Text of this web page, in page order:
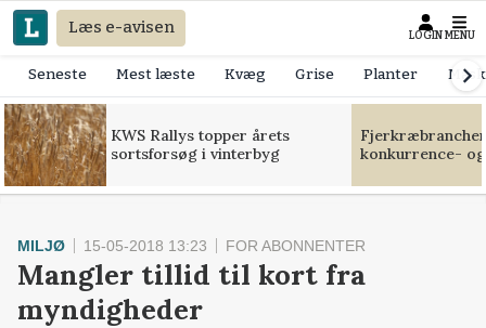
Læs e-avisen LOGIN MENU
Seneste Mest læste Kvæg Grise Planter
KWS Rallys topper årets
sortsforsøg i vinterbyg
konkurrence-
MILJØ 15-05-2018 13:23 FOR ABONNENTER
Mangler tillid til kort fra
myndigheder